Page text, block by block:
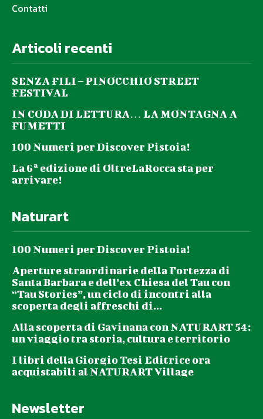
Contatti
Articoli recenti
SENZA FILI – PINOCCHIO STREET
FESTIVAL
IN CODA DI LETTURA… LA MONTAGNA A
FUMETTI
100 Numeri per Discover Pistoia!
La 6ª edizione di OltreLaRocca sta per
arrivare!
Naturart
100 Numeri per Discover Pistoia!
Aperture straordinarie della Fortezza di
Santa Barbara e dell’ex Chiesa del Tau con
“Tau Stories”, un ciclo di incontri alla
scoperta degli affreschi di...
Alla scoperta di Gavinana con NATURART 54:
un viaggio tra storia, cultura e territorio
I libri della Giorgio Tesi Editrice ora
acquistabili al NATURART Village
Newsletter